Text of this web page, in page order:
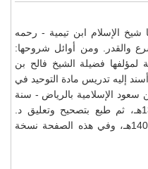
شيخ الإسلام ابن تيمية - رحمه
والقدر. ومن أوائل شروحها:
لمؤلفها فضيلة الشيخ فالح بن
إليه تدريس مادة التوحيد في
سعود الإسلامية بالرياض - سنة
1381هـ، وطبع في جزئين سنة 1386هـ، ثم طبع بتصحيح وتعليق د.
عبدالرحمن بن صالح المحمود سنة 1404هـ، وفي هذه الصفحة نسخة